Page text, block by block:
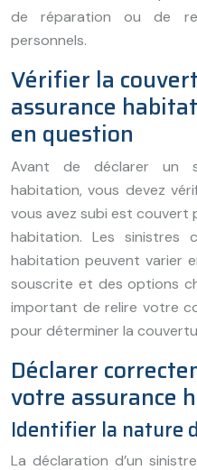
de réparation ou de
personnels.
Vérifier la
assurance
en question
Avant de déclarer un
habitation, vous devez
vous avez subi est couvert
habitation. Les sinistres
habitation peuvent varier
souscrite et des options
important de relire votre
pour déterminer la
Déclarer
votre assurance
Identifier la nature
La déclaration d’un